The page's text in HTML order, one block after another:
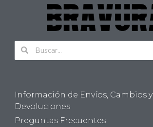
Información de Envíos, Cambios y
Devoluciones
Preguntas Frecuentes